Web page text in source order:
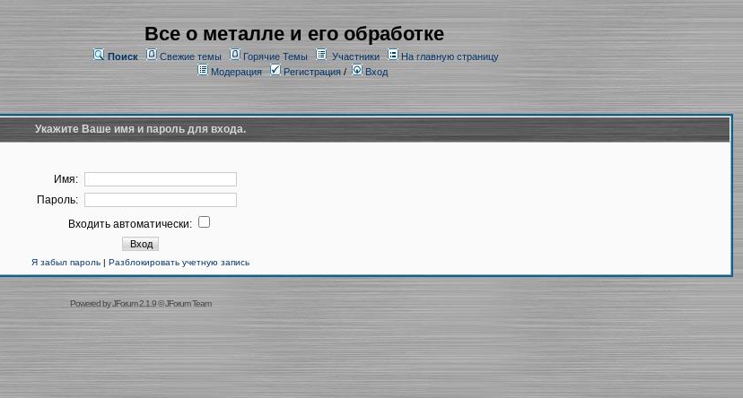
Все о металле и его обработке
Поиск Свежие темы Горячие Темы Участники
На главную страницу
Модерация
Регистрация/ Вход
Укажите Ваше имя и пароль для входа.
Имя:
Пароль:
Входить автоматически:
Я забыл пароль| Разблокировать учетную запись
Powered byJForum 2.1.9©JForum Team